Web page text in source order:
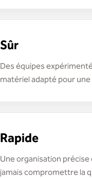
Sûr
Des équipes
matériel adapté pour
Rapide
Une organisation
jamais compromettre la